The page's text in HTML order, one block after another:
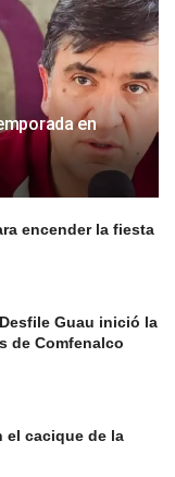
en
encender la fiesta
Guau inició la
de Comfenalco
el cacique de la